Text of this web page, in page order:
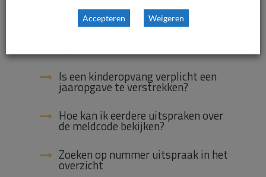
Wat kan ik doen als ik er met de
opvang niet uit kom?
Is een kinderopvang verplicht een
jaaropgave te verstrekken?
Hoe kan ik eerdere uitspraken over
de meldcode bekijken?
Zoeken op nummer uitspraak in het
overzicht
Accepteren Weigeren